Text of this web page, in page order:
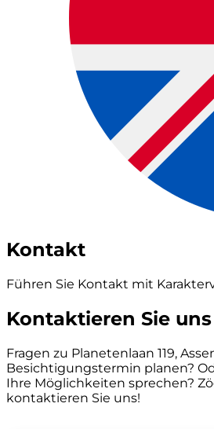
Kontakt
Führen Sie Kontakt mit
Kontaktieren Sie uns
Fragen zu Planetenlaan 119,
Besichtigungstermin planen?
Ihre Möglichkeiten sprechen?
kontaktieren Sie uns!